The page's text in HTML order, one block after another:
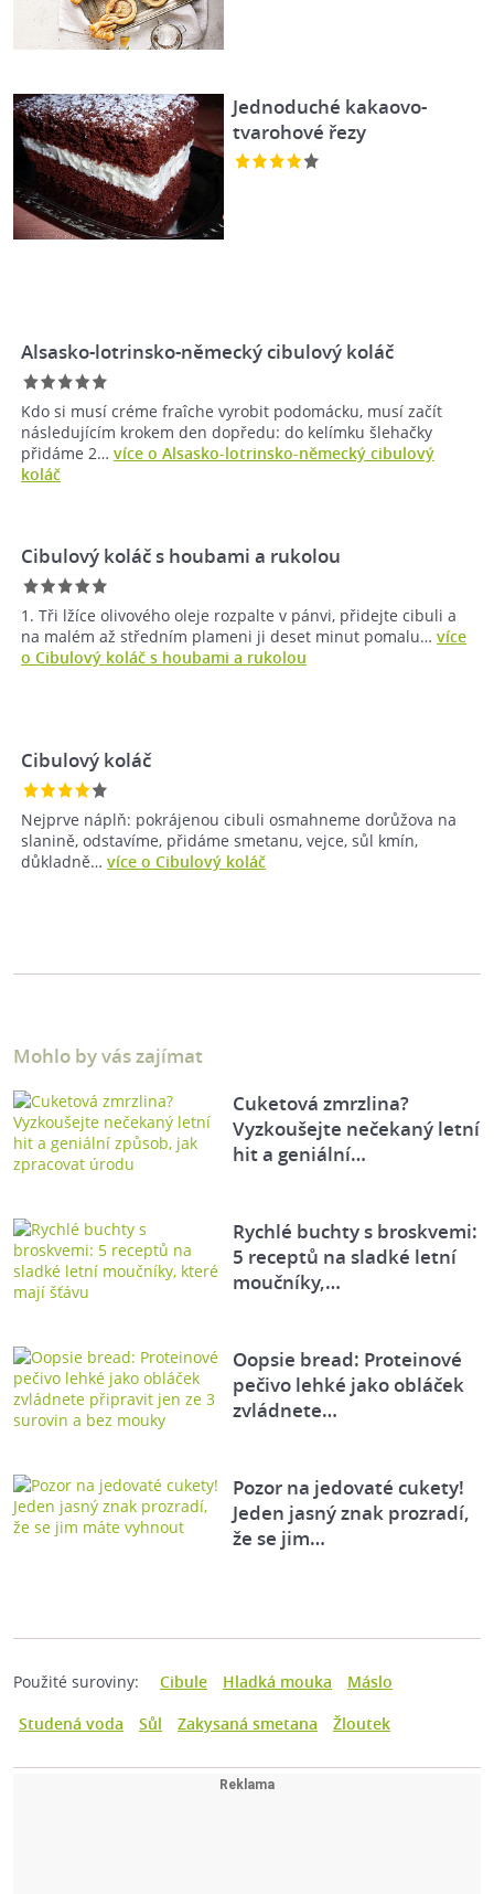
Jednoduché kakaovo-
tvarohové řezy
Alsasko-lotrinsko-německý cibulový koláč
Kdo si musí créme fraîche vyrobit podomácku, musí začít
následujícím krokem den dopředu: do kelímku šlehačky
přidáme 2… více o Alsasko-lotrinsko-německý cibulový
koláč
Cibulový koláč s houbami a rukolou
1. Tři lžíce olivového oleje rozpalte v pánvi, přidejte cibuli a
na malém až středním plameni ji deset minut pomalu… více
o Cibulový koláč s houbami a rukolou
Cibulový koláč
Nejprve náplň: pokrájenou cibuli osmahneme dorůžova na
slanině, odstavíme, přidáme smetanu, vejce, sůl kmín,
důkladně… více o Cibulový koláč
Mohlo by vás zajímat
Cuketová zmrzlina?
Vyzkoušejte nečekaný letní
hit a geniální…
Rychlé buchty s broskvemi:
5 receptů na sladké letní
moučníky,…
Oopsie bread: Proteinové
pečivo lehké jako obláček
zvládnete…
Pozor na jedovaté cukety!
Jeden jasný znak prozradí,
že se jim…
Použité suroviny: Cibule Hladká mouka
Máslo
Studená voda
Sůl Zakysaná smetana Žloutek